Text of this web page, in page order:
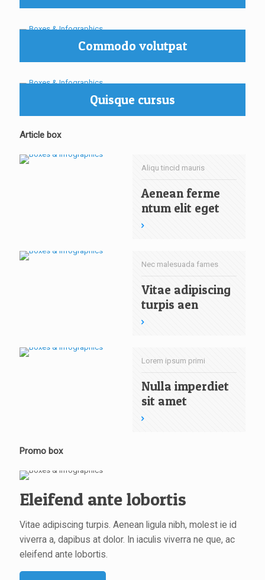
Commodo volutpat
Quisque cursus
Article box
Aliqu tincid mauris
Aenean ferme
ntum elit eget
Nec malesuada fames
Vitae adipiscing
turpis aen
Lorem ipsum primi
Nulla imperdiet
sit amet
Promo box
Eleifend ante lobortis
Vitae adipiscing turpis. Aenean ligula nibh, molest ie id
viverra a, dapibus at dolor. In iaculis viverra ne que, ac
eleifend ante lobortis.